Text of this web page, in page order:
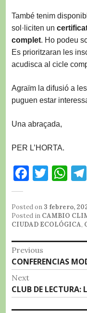
També tenim
sol·liciten un
complet. Ho podeu
Es prioritzaran les
acudisca al cicle
Agraïm la difusió a
puguen estar
Una abraçada,
PER L’HORTA.
F
c
e
o
o
k
T
it
te
W
at
s
p
Posted on 3 febrero,
Posted in CAMBIO
CIUDAD ECOLÓGICA,
de
entradas
Previous
Previous
post:
CONFERENCIAS
Next
Next
post:
CLUB DE LECTURA: